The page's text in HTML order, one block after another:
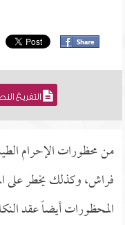
التفريغ
من محظورات الإحرام
فراش، وكذلك يخطر على
المحظورات أيضاً عقد